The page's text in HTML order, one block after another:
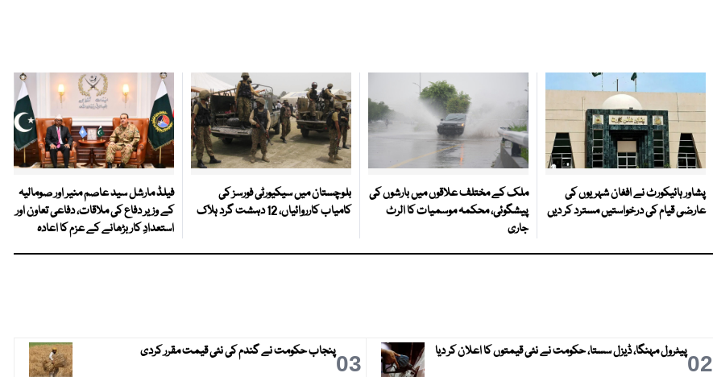
پشاور ہائیکورٹ نے افغان شہریوں کی
عارضی قیام کی درخواستیں مسترد کر دیں
ملک کے مختلف علاقوں میں بارشوں کی
پیشگوئی، محکمہ موسمیات کا الرٹ
جاری
بلوچستان میں سیکیورٹی فورسز کی
کامیاب کارروائیاں، 12 دہشت گرد ہلاک
فیلڈ مارشل سید عاصم منیر اور صومالیہ
کے وزیر دفاع کی ملاقات، دفاعی تعاون اور
استعدادِ کار بڑھانے کے عزم کا اعادہ
02پیٹرول مہنگا، ڈیزل سستا، حکومت نے نئی قیمتوں کا اعلان کر دیا 03پنجاب حکومت نے گندم کی نئی قیمت مقرر کردی